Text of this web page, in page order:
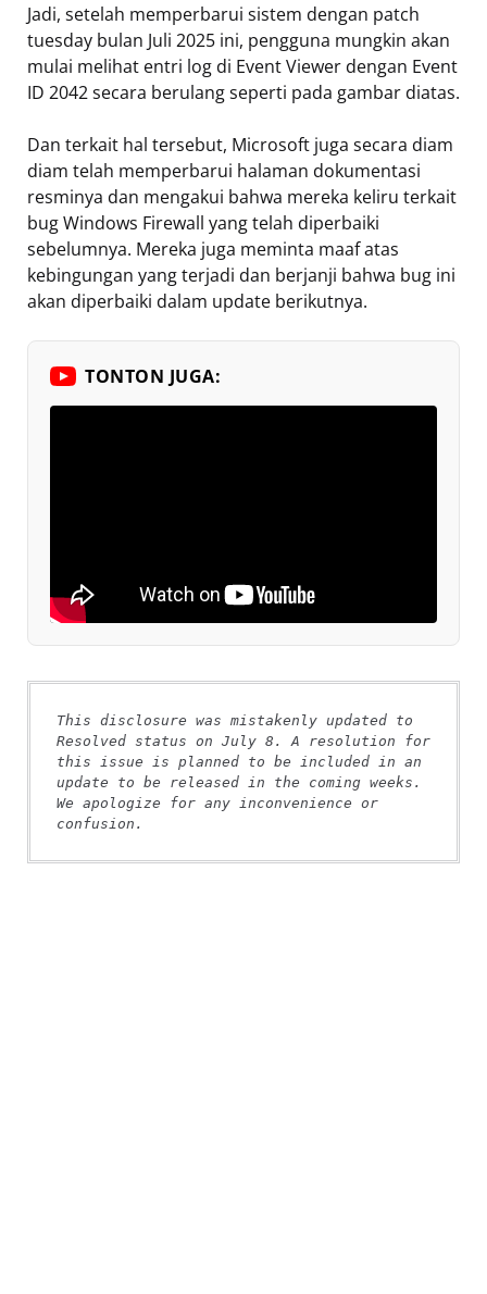
Jadi, setelah memperbarui sistem dengan patch
tuesday bulan Juli 2025 ini, pengguna mungkin akan
mulai melihat entri log di Event Viewer dengan Event
ID 2042 secara berulang seperti pada gambar diatas.
Dan terkait hal tersebut, Microsoft juga secara diam
diam telah memperbarui halaman dokumentasi
resminya dan mengakui bahwa mereka keliru terkait
bug Windows Firewall yang telah diperbaiki
sebelumnya. Mereka juga meminta maaf atas
kebingungan yang terjadi dan berjanji bahwa bug ini
akan diperbaiki dalam update berikutnya.
TONTON JUGA:
This disclosure was mistakenly updated to
Resolved status on July 8. A resolution for
this issue is planned to be included in an
update to be released in the coming weeks.
We apologize for any inconvenience or
confusion.